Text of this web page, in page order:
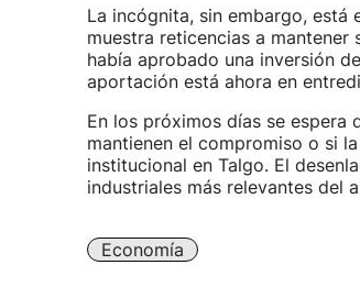
La incógnita, sin embargo, está
muestra reticencias a
había aprobado una inversión de
aportación está ahora en
En los próximos días se
mantienen el compromiso o si
institucional en Talgo. El
industriales más relevantes del
Economía